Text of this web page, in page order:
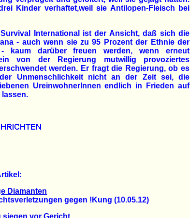
Kinder verhaftet,weil sie Antilopen-Fleisch bei
International ist der Ansicht, daß sich die
- auch wenn sie zu 95 Prozent der Ethnie der
kaum darüber freuen werden, wenn erneut
von der Regierung mutwillig provoziertes
werden. Er fragt die Regierung, ob es
Unmenschlichkeit nicht an der Zeit sei, die
UreinwohnerInnen endlich in Frieden auf
lassen.
Diamanten
gegen !Kung (10.05.12)